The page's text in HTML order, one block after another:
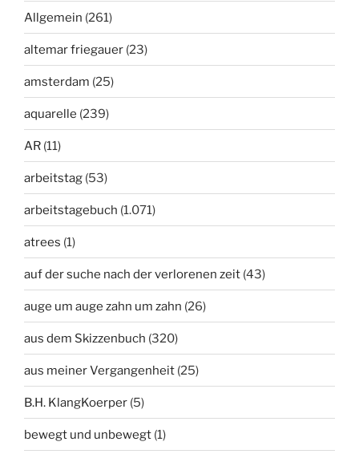
Allgemein (261)
altemar friegauer (23)
amsterdam (25)
aquarelle (239)
AR (11)
arbeitstag (53)
arbeitstagebuch (1.071)
atrees (1)
auf der suche nach der verlorenen zeit (43)
auge um auge zahn um zahn (26)
aus dem Skizzenbuch (320)
aus meiner Vergangenheit (25)
B.H. KlangKoerper (5)
bewegt und unbewegt (1)